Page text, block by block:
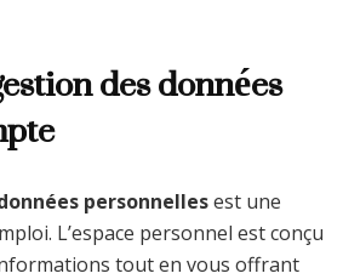
des données
personnellesest une
L’espace personnel est conçu
tout en vous offrant